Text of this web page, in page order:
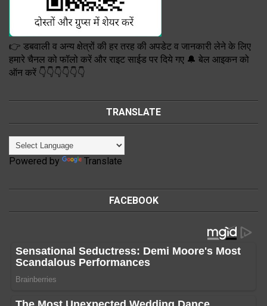
👉 डबवाली व अन्य क्षेत्रों की हर तरह की अपडेट व जानकारी लेने के लिए
हमारे चैनल को फॉलो करें और राइट साईड पर दिये गए 🔔 बेल आइकन को
ऑन करें 👇👇👇👇👇👇
TRANSLATE
Powered by Translate
FACEBOOK